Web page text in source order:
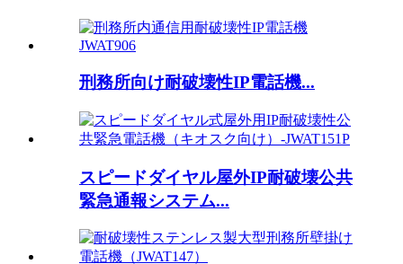
刑務所向け耐破壊性IP電話機...
スピードダイヤル屋外IP耐破壊公共
緊急通報システム...